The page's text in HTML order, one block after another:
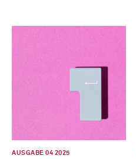
AUSGABE 04 2025